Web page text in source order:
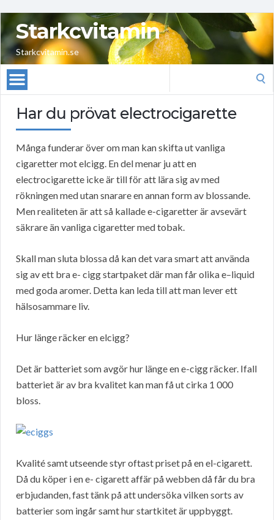
Starkcvitamin
Starkcvitamin.se
Har du prövat electrocigarette
Många funderar över om man kan skifta ut vanliga
cigaretter mot elcigg. En del menar ju att en
electrocigarette icke är till för att lära sig av med
rökningen med utan snarare en annan form av blossande.
Men realiteten är att så kallade e-cigaretter är avsevärt
säkrare än vanliga cigaretter med tobak.
Skall man sluta blossa då kan det vara smart att använda
sig av ett bra e- cigg startpaket där man får olika e–liquid
med goda aromer. Detta kan leda till att man lever ett
hälsosammare liv.
Hur länge räcker en elcigg?
Det är batteriet som avgör hur länge en e-cigg räcker. Ifall
batteriet är av bra kvalitet kan man få ut cirka 1 000
bloss.
Kvalité samt utseende styr oftast priset på en el-cigarett.
Då du köper i en e- cigarett affär på webben då får du bra
erbjudanden, fast tänk på att undersöka vilken sorts av
batterier som ingår samt hur startkitet är uppbyggt.